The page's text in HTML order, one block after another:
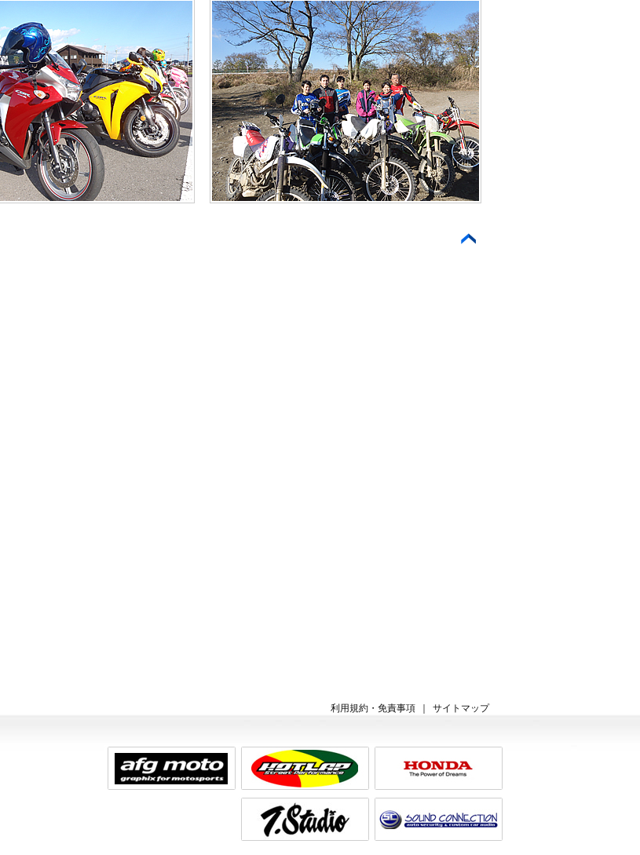
サイトマップ
利用規約・免責事項